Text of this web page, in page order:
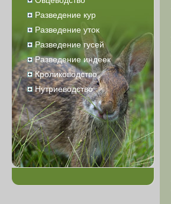
Разведение кур
Разведение уток
Разведение гусей
Разведение индеек
Кролиководство
Нутриеводство